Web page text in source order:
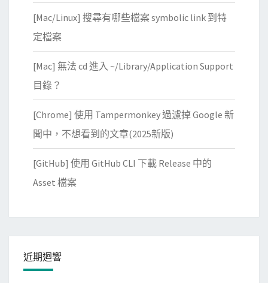
模
擬
碟
空
不
足
的
情
境
[Mac/Linux] 搜尋有哪些檔案 symbolic link 到特
定檔案
[Mac] 無法 cd 進入 ~/Library/Application Support
目錄？
[Chrome] 使用 Tampermonkey 過濾掉 Google 新
聞中，不想看到的文章(2025新版)
[GitHub] 使用 GitHub CLI 下載 Release 中的
Asset 檔案
近期迴響